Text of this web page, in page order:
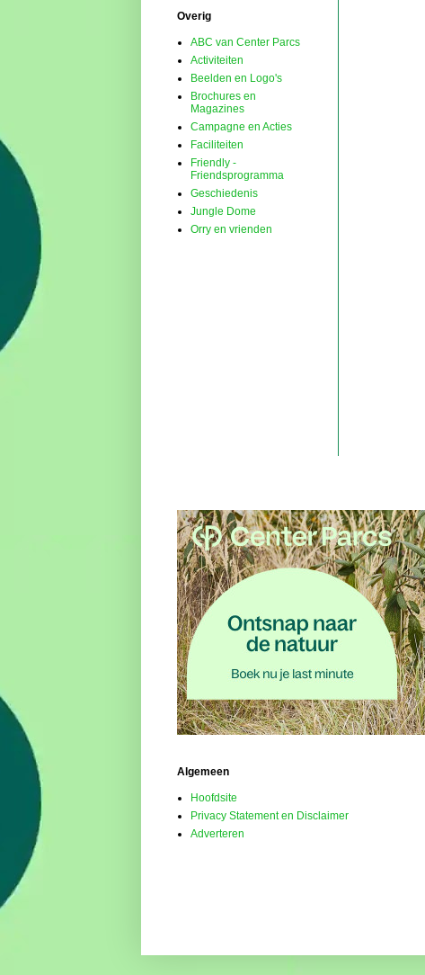
Overig
ABC van Center Parcs
Activiteiten
Beelden en Logo's
Brochures en
Magazines
Campagne en Acties
Faciliteiten
Friendly -
Friendsprogramma
Geschiedenis
Jungle Dome
Orry en vrienden
Algemeen
Hoofdsite
Privacy Statement en Disclaimer
Adverteren